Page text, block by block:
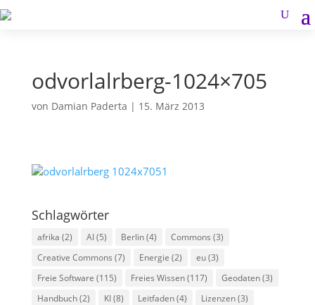
odvorlalrberg-1024×705
von Damian Paderta | 15. März 2013
Schlagwörter
afrika (2) AI(5) Berlin(4) Commons (3)
Creative Commons (7) Energie (2) eu(3)
Freie Software (115) Freies Wissen(117) Geodaten(3)
Handbuch(2) KI(8) Leitfaden(4) Lizenzen(3)